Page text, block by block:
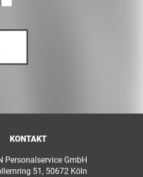
KONTAKT
Personalservice GmbH
51, 50672 Köln